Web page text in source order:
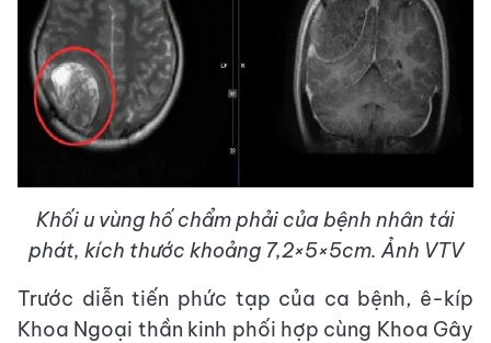
Khối u vùng hố chẩm phải của bệnh nhân tái
phát, kích thước khoảng 7,2×5×5cm. Ảnh VTV
Trước diễn tiến phức tạp của ca bệnh, ê-kíp
Khoa Ngoại thần kinh phối hợp cùng Khoa Gây